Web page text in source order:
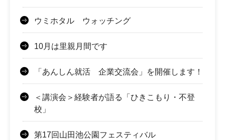
ウミホタル ウォッチング
10月は里親月間です
「あんしん就活 企業交流会」を開催します！
＜講演会＞経験者が語る「ひきこもり・不登
校」
第17回山田池公園フェスティバル